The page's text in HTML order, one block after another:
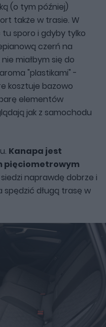
(o tym później)
także w trasie. W
sporo i gdyby tylko
czerń na
miałbym się do
"plastikami" -
kosztuje bazowo
elementów
jak z samochodu
Kanapa jest
pięciometrowym
siedzi naprawdę dobrze i
spędzić długą trasę w